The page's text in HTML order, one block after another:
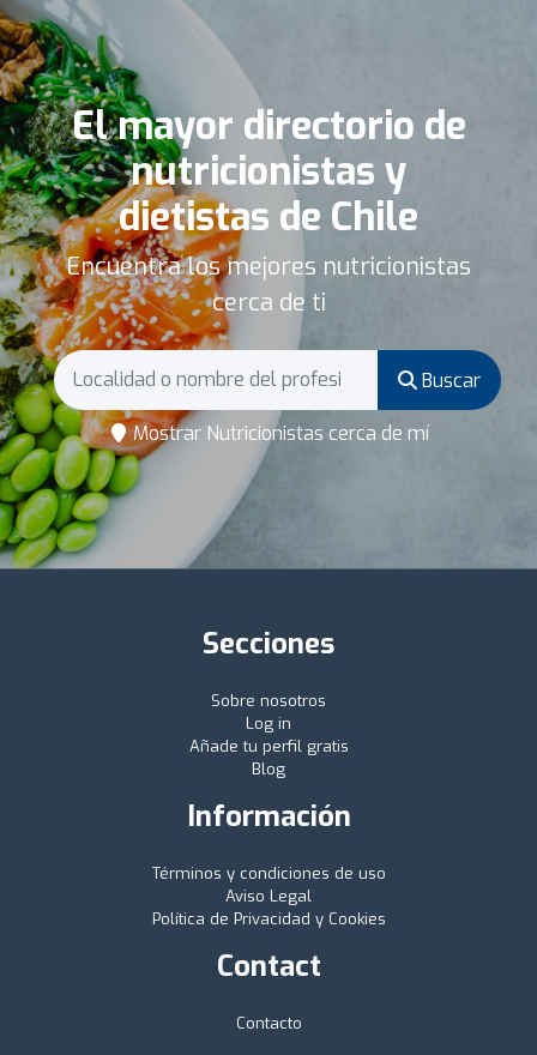
El mayor directorio de
nutricionistas y
dietistas de Chile
Encuentra los mejores nutricionistas
cerca de ti
Buscar
Mostrar Nutricionistas cerca de mí
Secciones
Sobre nosotros
Log in
Añade tu perfil gratis
Blog
Información
Términos y condiciones de uso
Aviso Legal
Política de Privacidad y Cookies
Contact
Contacto